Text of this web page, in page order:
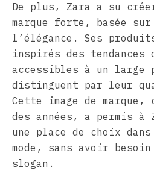
De plus, Zara a su
marque forte, basée
l’élégance. Ses
inspirés des tendances
accessibles à un large
distinguent par leur
Cette image de
des années, a permis
une place de choix
mode, sans avoir
slogan.